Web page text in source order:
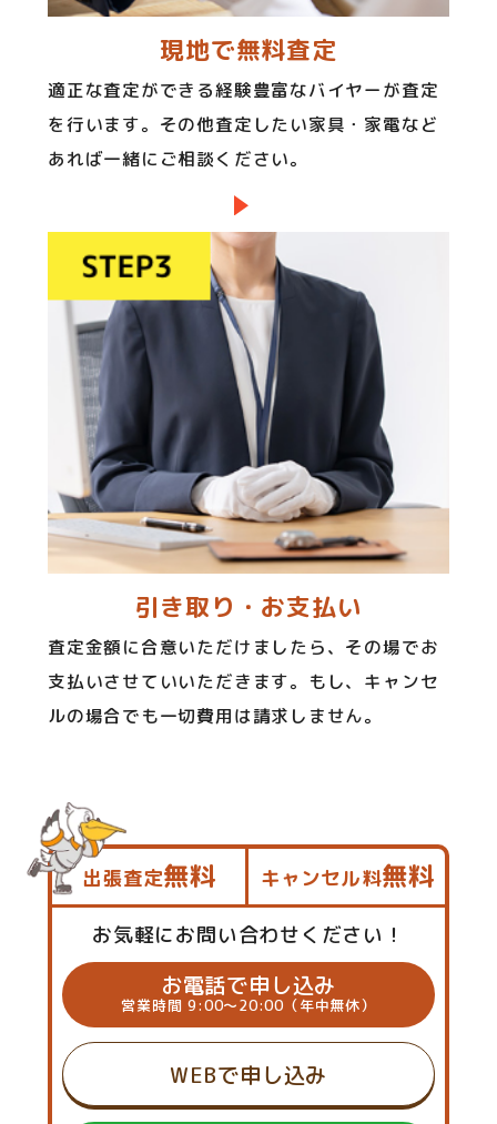
現地で無料査定
適正な査定ができる経験豊富なバイヤーが査定
を行います。その他査定したい家具・家電など
あれば一緒にご相談ください。
引き取り・お支払い
査定金額に合意いただけましたら、その場でお
支払いさせていいただきます。もし、キャンセ
ルの場合でも一切費用は請求しません。
出張査定無料 キャンセル料無料
お気軽にお問い合わせください！
お電話で申し込み
営業時間 9:00～20:00（年中無休）
WEBで申し込み